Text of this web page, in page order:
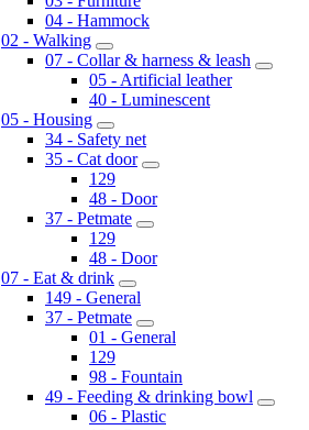
04 - Hammock
02 - Walking
07 - Collar & harness & leash
05 - Artificial leather
40 - Luminescent
05 - Housing
34 - Safety net
35 - Cat door
129
48 - Door
37 - Petmate
129
48 - Door
07 - Eat & drink
149 - General
37 - Petmate
01 - General
129
98 - Fountain
49 - Feeding & drinking bowl
06 - Plastic